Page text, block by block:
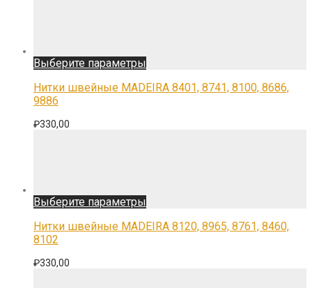
Выберите параметры
товар
имеет
несколько
Нитки швейные MADEIRA 8401, 8741, 8100, 8686,
9886
₽330,00
Выберите параметры
товар
имеет
несколько
Нитки швейные MADEIRA 8120, 8965, 8761, 8460,
8102
₽330,00